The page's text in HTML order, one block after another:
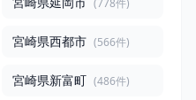
(778件)
宮崎県西都市 (566件)
宮崎県新富町 (486件)